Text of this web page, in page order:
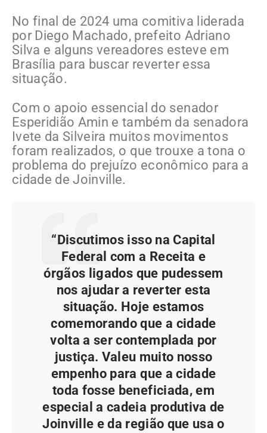
No final de 2024 uma comitiva liderada
por Diego Machado, prefeito Adriano
Silva e alguns vereadores esteve em
Brasília para buscar reverter essa
situação.
Com o apoio essencial do senador
Esperidião Amin e também da senadora
Ivete da Silveira muitos movimentos
foram realizados, o que trouxe a tona o
problema do prejuízo econômico para a
cidade de Joinville.
“Discutimos isso na Capital
Federal com a Receita e
órgãos ligados que pudessem
nos ajudar a reverter esta
situação. Hoje estamos
comemorando que a cidade
volta a ser contemplada por
justiça. Valeu muito nosso
empenho para que a cidade
toda fosse beneficiada, em
especial a cadeia produtiva de
Joinville e da região que usa o